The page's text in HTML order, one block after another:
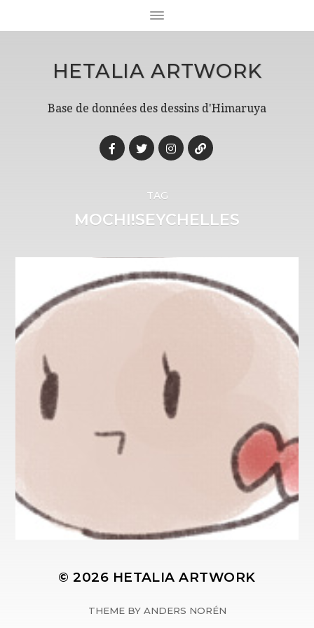
HETALIA ARTWORK
Base de données des dessins d'Himaruya
TAG
MOCHI!SEYCHELLES
© 2026 HETALIA ARTWORK
THEME BY ANDERS NORÉN